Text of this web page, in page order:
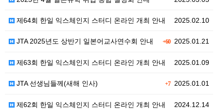
2025.02.10
제64회 한일 익스체인지 스터디 온라인 개최 안내
+602025.01.21
JTA 2025년도 상반기 일본어교사연수회 안내
2025.01.09
제63회 한일 익스체인지 스터디 온라인 개최 안내
+72025.01.01
JTA 선생님들께(새해 인사)
2024.12.14
제62회 한일 익스체인지 스터디 온라인 개최 안내